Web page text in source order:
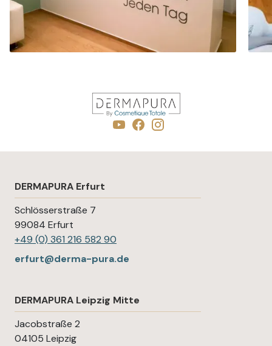
DERMAPURA Erfurt
Schlösserstraße 7
99084 Erfurt
+49 (0) 361 216 582 90
erfurt@derma-pura.de
DERMAPURA Leipzig Mitte
Jacobstraße 2
04105 Leipzig